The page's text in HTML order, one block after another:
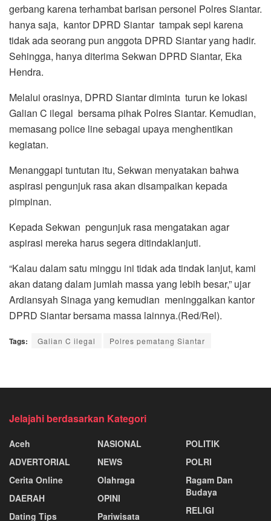
gerbang karena terhambat barisan personel Polres Siantar.
hanya saja, kantor DPRD Siantar tampak sepi karena
tidak ada seorang pun anggota DPRD Siantar yang hadir.
Sehingga, hanya diterima Sekwan DPRD Siantar, Eka
Hendra.
Melalui orasinya, DPRD Siantar diminta turun ke lokasi
Galian C ilegal bersama pihak Polres Siantar. Kemudian,
memasang police line sebagai upaya menghentikan
kegiatan.
Menanggapi tuntutan itu, Sekwan menyatakan bahwa
aspirasi pengunjuk rasa akan disampaikan kepada
pimpinan.
Kepada Sekwan pengunjuk rasa mengatakan agar
aspirasi mereka harus segera ditindaklanjuti.
“Kalau dalam satu minggu ini tidak ada tindak lanjut, kami
akan datang dalam jumlah massa yang lebih besar,” ujar
Ardiansyah Sinaga yang kemudian meninggalkan kantor
DPRD Siantar bersama massa lainnya.(Red/Rel).
Tags: Galian C ilegal Polres pematang Siantar
Jelajahi berdasarkan Kategori
Aceh
ADVERTORIAL
Cerita Online
DAERAH
Dating Tips
NASIONAL
NEWS
Olahraga
OPINI
Pariwisata
POLITIK
POLRI
Ragam Dan
Budaya
RELIGI